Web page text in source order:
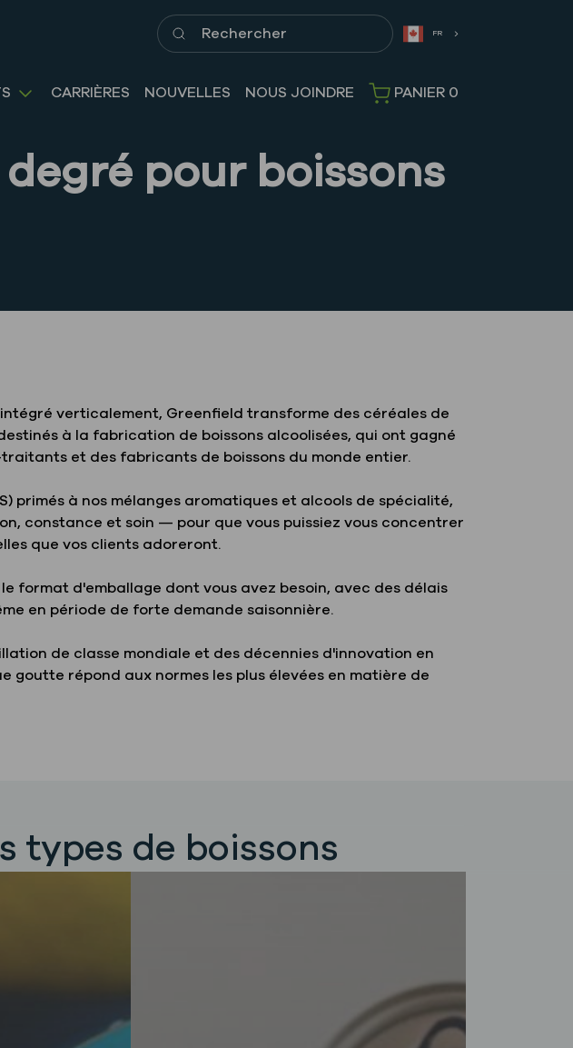
Rechercher FR
CARRIÈRES NOUVELLES NOUS JOINDRE PANIER 0
pour boissons
verticalement, Greenfield transforme des céréales de
à la fabrication de boissons alcoolisées, qui ont gagné
et des fabricants de boissons du monde entier.
primés à nos mélanges aromatiques et alcools de spécialité,
constance et soin — pour que vous puissiez vous concentrer
que vos clients adoreront.
format d'emballage dont vous avez besoin, avec des délais
en période de forte demande saisonnière.
de classe mondiale et des décennies d'innovation en
goutte répond aux normes les plus élevées en matière de
types de boissons